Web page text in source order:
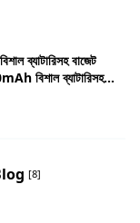
ব্যাটারিসহ বাজেট
বিশাল ব্যাটারিসহ
[8]